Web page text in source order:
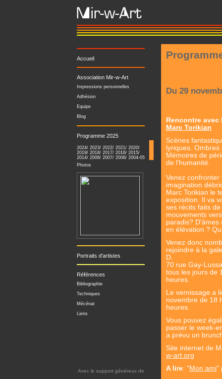
Accueil
Association Mir-w-Art
Impressions personnelles
Adhésion
Equipe
Blog
Programme 2025
2024/ 2023/ 2022/ 2021/ 2020/
2019/ 2018/ 2017/ 2016/ 2015/
2014/ 2008/ 2007/ 2006/ 2004-05
Photos
Portraits d'artistes
Références
Bibliographie
Techniques
Mécénat
Liens
Avec le support généreux de
Du 29
Rencontre
Marc Torikian
Scènes
lyriques. Ombres
Mémoires de
de l'humanité.
Venez confronter
imagination
Marc Torikian le
exposition. Il va
ses récits faits
mouvements
paradis? D'âmes
en élévation ?
Venez donc
rejoindre à la
D.
70 rue Gay-
tous les jours de
heures.
Le vernissage a
novembre de 18
heures.
Vous pouvez
passer le week-
a prévu un
Site internet de
w-art.org
A lire: "Mon ami"